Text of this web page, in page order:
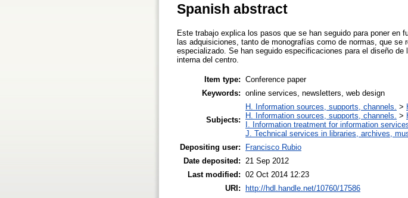
Spanish abstract
Este trabajo explica los pasos que se han seguido para poner en
las adquisiciones, tanto de monografías como de normas, que
especializado. Se han seguido especificaciones para el diseño de
interna del centro.
Item type: Conference paper
Keywords: online services, newsletters, web design
Subjects:
H. Information sources, supports, channels. >
H. Information sources, supports, channels. >
I. Information treatment for information
J. Technical services in libraries, archives,
Depositing user:
Francisco Rubio
Date deposited:
21 Sep 2012
Last modified: 02 Oct 2014 12:23
URI:
http://hdl.handle.net/10760/17586